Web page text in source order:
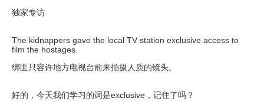
独家专访
The kidnappers gave the local TV station exclusive access to
film the hostages.
绑匪只容许地方电视台前来拍摄人质的镜头。
好的，今天我们学习的词是exclusive，记住了吗？